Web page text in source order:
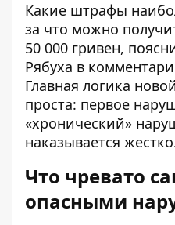
Какие штрафы
за что можно
50 000 гривен,
Рябуха в
Главная логика
проста: первое
«хронический»
наказывается
Что чревато
опасными